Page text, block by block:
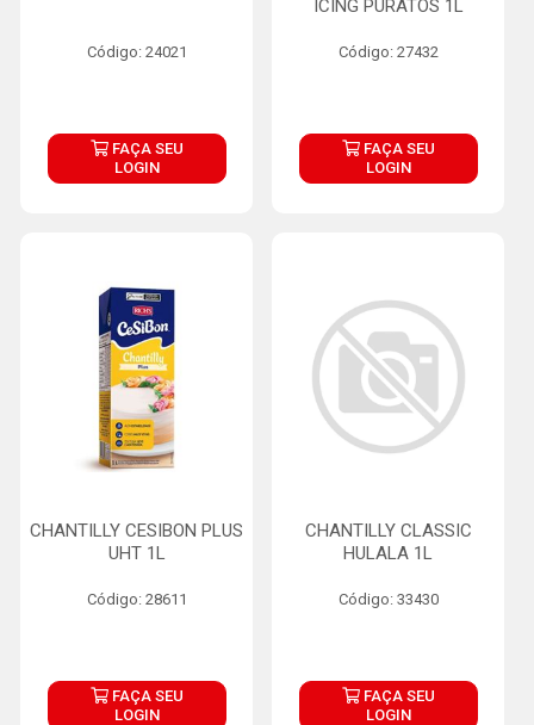
Código: 24021
FAÇA SEU
LOGIN
ICING PURATOS 1L
Código: 27432
FAÇA SEU
LOGIN
CHANTILLY CESIBON PLUS
UHT 1L
Código: 28611
FAÇA SEU
LOGIN
CHANTILLY CLASSIC
HULALA 1L
Código: 33430
FAÇA SEU
LOGIN